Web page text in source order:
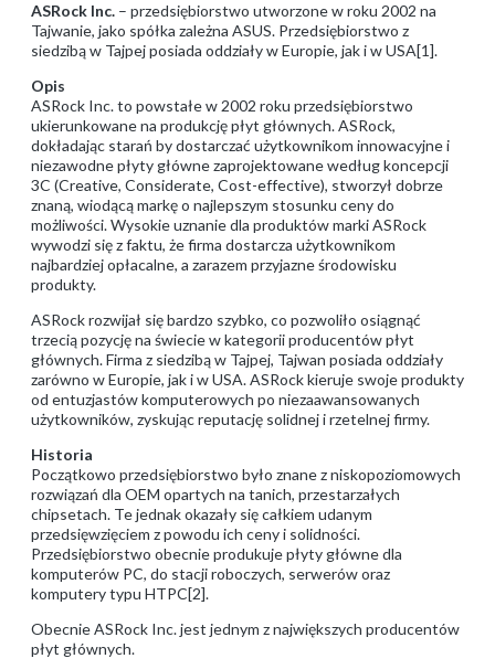
ASRock Inc. – przedsiębiorstwo utworzone w roku 2002 na
Tajwanie, jako spółka zależna ASUS. Przedsiębiorstwo z
siedzibą w Tajpej posiada oddziały w Europie, jak i w USA[1].
Opis
ASRock Inc. to powstałe w 2002 roku przedsiębiorstwo
ukierunkowane na produkcję płyt głównych. ASRock,
dokładając starań by dostarczać użytkownikom innowacyjne i
niezawodne płyty główne zaprojektowane według koncepcji
3C (Creative, Considerate, Cost-effective), stworzył dobrze
znaną, wiodącą markę o najlepszym stosunku ceny do
możliwości. Wysokie uznanie dla produktów marki ASRock
wywodzi się z faktu, że firma dostarcza użytkownikom
najbardziej opłacalne, a zarazem przyjazne środowisku
produkty.
ASRock rozwijał się bardzo szybko, co pozwoliło osiągnąć
trzecią pozycję na świecie w kategorii producentów płyt
głównych. Firma z siedzibą w Tajpej, Tajwan posiada oddziały
zarówno w Europie, jak i w USA. ASRock kieruje swoje produkty
od entuzjastów komputerowych po niezaawansowanych
użytkowników, zyskując reputację solidnej i rzetelnej firmy.
Historia
Początkowo przedsiębiorstwo było znane z niskopoziomowych
rozwiązań dla OEM opartych na tanich, przestarzałych
chipsetach. Te jednak okazały się całkiem udanym
przedsięwzięciem z powodu ich ceny i solidności.
Przedsiębiorstwo obecnie produkuje płyty główne dla
komputerów PC, do stacji roboczych, serwerów oraz
komputery typu HTPC[2].
Obecnie ASRock Inc. jest jednym z największych producentów
płyt głównych.